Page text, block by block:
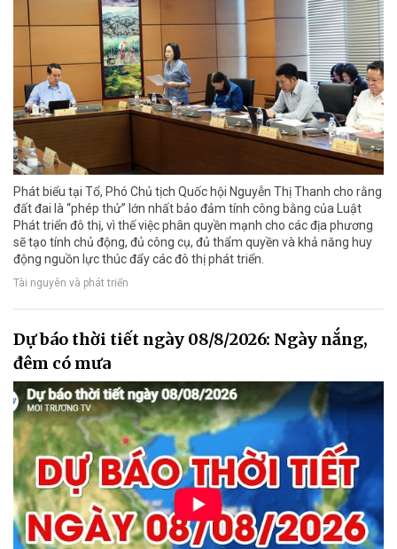
Phát biểu tại Tổ, Phó Chủ tịch Quốc hội Nguyễn Thị Thanh cho rằng
đất đai là “phép thử” lớn nhất bảo đảm tính công bằng của Luật
Phát triển đô thị, vì thế việc phân quyền mạnh cho các địa phương
sẽ tạo tính chủ động, đủ công cụ, đủ thẩm quyền và khả năng huy
động nguồn lực thúc đẩy các đô thị phát triển.
Tài nguyên và phát triển
Dự báo thời tiết ngày 08/8/2026: Ngày nắng,
đêm có mưa